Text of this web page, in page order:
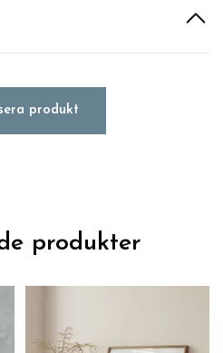
produkt
produkter